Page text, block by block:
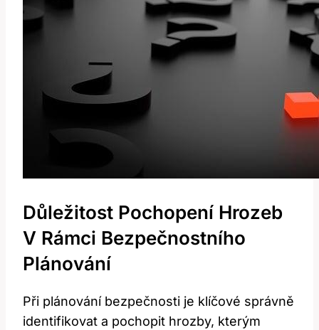
Důležitost Pochopení Hrozeb
V Rámci Bezpečnostního
Plánování
Při plánování bezpečnosti⁣ je klíčové ‌správně
identifikovat a pochopit hrozby,‌ kterým